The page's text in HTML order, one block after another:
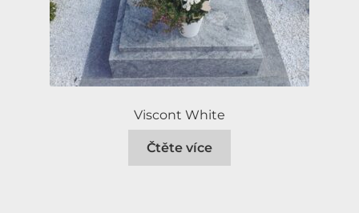
Viscont White
Čtěte více